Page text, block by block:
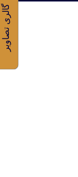
گالری تصاویر